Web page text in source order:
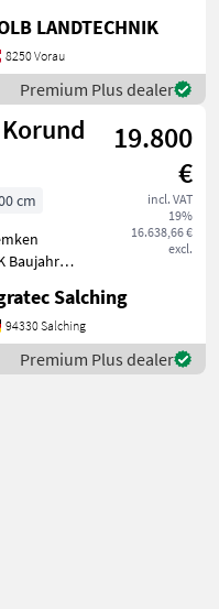
3.0mLANDTECHNIK
8250 Vorau
Premium Plus dealer
19.800
€
incl. VAT
19%
16.638,66 €
excl.
cm
Baujahr
steht
Salching
94330 Salching
Premium Plus dealer